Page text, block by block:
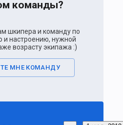
команды?
шкипера и команду по
и настроению, нужной
возрасту экипажа :)
МНЕ КОМАНДУ